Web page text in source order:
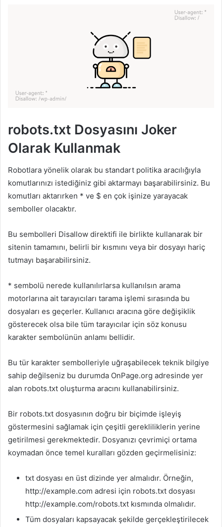
robots.txt Dosyasını Joker
Olarak Kullanmak
Robotlara yönelik olarak bu standart politika aracılığıyla
komutlarınızı istediğiniz gibi aktarmayı başarabilirsiniz. Bu
komutları aktarırken * ve $ en çok işinize yarayacak
semboller olacaktır.
Bu sembolleri Disallow direktifi ile birlikte kullanarak bir
sitenin tamamını, belirli bir kısmını veya bir dosyayı hariç
tutmayı başarabilirsiniz.
* sembolü nerede kullanılırlarsa kullanılsın arama
motorlarına ait tarayıcıları tarama işlemi sırasında bu
dosyaları es geçerler. Kullanıcı aracına göre değişiklik
gösterecek olsa bile tüm tarayıcılar için söz konusu
karakter sembolünün anlamı bellidir.
Bu tür karakter sembolleriyle uğraşabilecek teknik bilgiye
sahip değilseniz bu durumda OnPage.org adresinde yer
alan robots.txt oluşturma aracını kullanabilirsiniz.
Bir robots.txt dosyasının doğru bir biçimde işleyiş
göstermesini sağlamak için çeşitli gerekliliklerin yerine
getirilmesi gerekmektedir. Dosyanızı çevrimiçi ortama
koymadan önce temel kuralları gözden geçirmelisiniz:
txt dosyası en üst dizinde yer almalıdır. Örneğin,
http://example.com adresi için robots.txt dosyası
http://example.com/robots.txt kısmında olmalıdır.
Tüm dosyaları kapsayacak şekilde gerçekleştirilecek